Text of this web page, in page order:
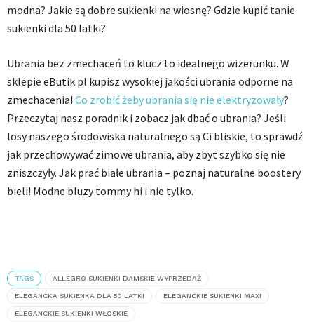
modna? Jakie są dobre sukienki na wiosnę? Gdzie kupić tanie
sukienki dla 50 latki?
Ubrania bez zmechaceń to klucz to idealnego wizerunku. W
sklepie eButik.pl kupisz wysokiej jakości ubrania odporne na
zmechacenia! Co zrobić żeby ubrania się nie elektryzowały?
Przeczytaj nasz poradnik i zobacz jak dbać o ubrania? Jeśli
losy naszego środowiska naturalnego są Ci bliskie, to sprawdź
jak przechowywać zimowe ubrania, aby zbyt szybko się nie
zniszczyły. Jak prać białe ubrania – poznaj naturalne boostery
bieli! Modne bluzy tommy hi i nie tylko.
TAGS ALLEGRO SUKIENKI DAMSKIE WYPRZEDAŻ
ELEGANCKA SUKIENKA DLA 50 LATKI ELEGANCKIE SUKIENKI MAXI
ELEGANCKIE SUKIENKI WŁOSKIE